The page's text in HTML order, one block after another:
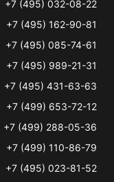
+7 (495) 032-08-22
+7 (495) 162-90-81
+7 (495) 085-74-61
+7 (495) 989-21-31
+7 (495) 431-63-63
+7 (499) 653-72-12
+7 (499) 288-05-36
+7 (499) 110-86-79
+7 (495) 023-81-52